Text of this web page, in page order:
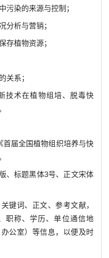
污染的来源与控制；
分析与营销；
存植物资源；
关系；
技术在植物组培、脱毒快
首届全国植物组织培养与快
、标题黑体3号、正文宋体
键词、正文、参考文献，
职称、学历、单位通信地
公室）等信息，以便及时